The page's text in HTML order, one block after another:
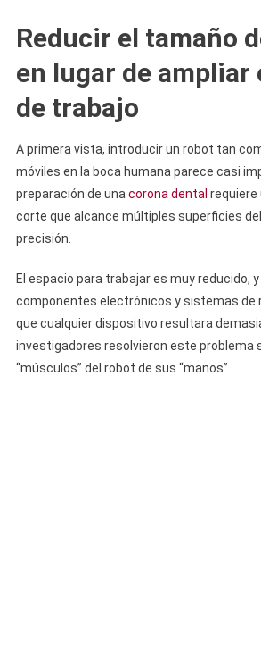
Reducir el tamaño
en lugar de ampliar
de trabajo
A primera vista, introducir un robot tan
móviles en la boca humana parece casi
preparación de unacorona dental requiere
corte que alcance múltiples superficies
precisión.
El espacio para trabajar es muy reducido,
componentes electrónicos y sistemas de
que cualquier dispositivo resultara
investigadores resolvieron este problema
“músculos” del robot de sus “manos”.